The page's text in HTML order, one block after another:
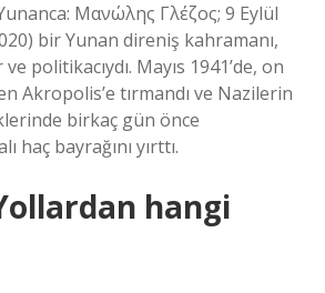
Μανώλης Γλέζος; 9 Eylül
bir Yunan direniş kahramanı,
politikacıydı. Mayıs 1941’de, on
Akropolis’e tırmandı ve Nazilerin
birkaç gün önce
haç bayrağını yırttı.
hangi